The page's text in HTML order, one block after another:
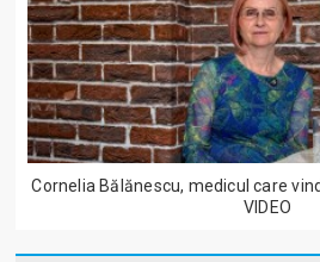
Cornelia Bălănescu, medicul care
VIDEO